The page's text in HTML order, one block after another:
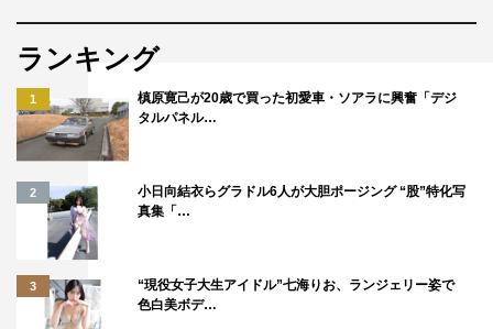
降りしきる雨、走ってくる男性。その姿は必死に誰かを探
しているようで…。
地面に倒れて動かないウエディングドレス姿の女性。血ま
みれの手には結婚指輪が光っている。
その女性は、闇原こころ（高畑充希）である――。
やがて、こころが目を覚ますと、視線の先には指輪をした
男性が倒れていて――。
吸血鬼ハウスへの実家訪問を経て、改めて“夫婦”となるこ
とを決意した、こころと朝田虎松（田中圭）。早速2人
ランキング
1
槙原寛己が20歳で買った初愛車・ソアラに興奮「デジ
タルパネル…
2
小日向結衣らグラドル6人が大胆ポージング “股”特化写
真集「…
3
“現役女子大生アイドル”七海りお、ランジェリー姿で
色白美ボデ…